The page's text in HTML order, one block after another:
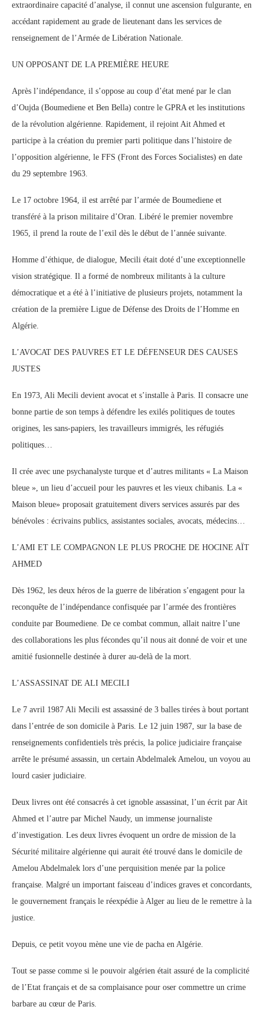
extraordinaire capacité d’analyse, il connut une ascension fulgurante, en
accédant rapidement au grade de lieutenant dans les services de
renseignement de l’Armée de Libération Nationale.
UN OPPOSANT DE LA PREMIÈRE HEURE
Après l’indépendance, il s’oppose au coup d’état mené par le clan
d’Oujda (Boumediene et Ben Bella) contre le GPRA et les institutions
de la révolution algérienne. Rapidement, il rejoint Ait Ahmed et
participe à la création du premier parti politique dans l’histoire de
l’opposition algérienne, le FFS (Front des Forces Socialistes) en date
du 29 septembre 1963.
Le 17 octobre 1964, il est arrêté par l’armée de Boumediene et
transféré à la prison militaire d’Oran. Libéré le premier novembre
1965, il prend la route de l’exil dès le début de l’année suivante.
Homme d’éthique, de dialogue, Mecili était doté d’une exceptionnelle
vision stratégique. Il a formé de nombreux militants à la culture
démocratique et a été à l’initiative de plusieurs projets, notamment la
création de la première Ligue de Défense des Droits de l’Homme en
Algérie.
L’AVOCAT DES PAUVRES ET LE DÉFENSEUR DES CAUSES
JUSTES
En 1973, Ali Mecili devient avocat et s’installe à Paris. Il consacre une
bonne partie de son temps à défendre les exilés politiques de toutes
origines, les sans-papiers, les travailleurs immigrés, les réfugiés
politiques…
Il crée avec une psychanalyste turque et d’autres militants « La Maison
bleue », un lieu d’accueil pour les pauvres et les vieux chibanis. La «
Maison bleue» proposait gratuitement divers services assurés par des
bénévoles : écrivains publics, assistantes sociales, avocats, médecins…
L’AMI ET LE COMPAGNON LE PLUS PROCHE DE HOCINE AÏT
AHMED
Dès 1962, les deux héros de la guerre de libération s’engagent pour la
reconquête de l’indépendance confisquée par l’armée des frontières
conduite par Boumediene. De ce combat commun, allait naitre l’une
des collaborations les plus fécondes qu’il nous ait donné de voir et une
amitié fusionnelle destinée à durer au-delà de la mort.
L’ASSASSINAT DE ALI MECILI
Le 7 avril 1987 Ali Mecili est assassiné de 3 balles tirées à bout portant
dans l’entrée de son domicile à Paris. Le 12 juin 1987, sur la base de
renseignements confidentiels très précis, la police judiciaire française
arrête le présumé assassin, un certain Abdelmalek Amelou, un voyou au
lourd casier judiciaire.
Deux livres ont été consacrés à cet ignoble assassinat, l’un écrit par Ait
Ahmed et l’autre par Michel Naudy, un immense journaliste
d’investigation. Les deux livres évoquent un ordre de mission de la
Sécurité militaire algérienne qui aurait été trouvé dans le domicile de
Amelou Abdelmalek lors d’une perquisition menée par la police
française. Malgré un important faisceau d’indices graves et concordants,
le gouvernement français le réexpédie à Alger au lieu de le remettre à la
justice.
Depuis, ce petit voyou mène une vie de pacha en Algérie.
Tout se passe comme si le pouvoir algérien était assuré de la complicité
de l’Etat français et de sa complaisance pour oser commettre un crime
barbare au cœur de Paris.